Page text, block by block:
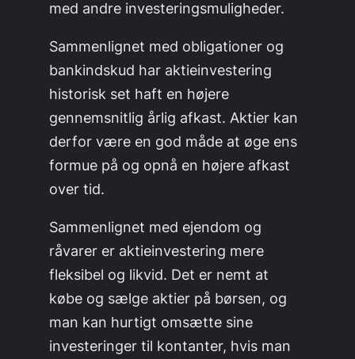
med andre investeringsmuligheder.
Sammenlignet med obligationer og
bankindskud har aktieinvestering
historisk set haft en højere
gennemsnitlig årlig afkast. Aktier kan
derfor være en god måde at øge ens
formue på og opnå en højere afkast
over tid.
Sammenlignet med ejendom og
råvarer er aktieinvestering mere
fleksibel og likvid. Det er nemt at
købe og sælge aktier på børsen, og
man kan hurtigt omsætte sine
investeringer til kontanter, hvis man